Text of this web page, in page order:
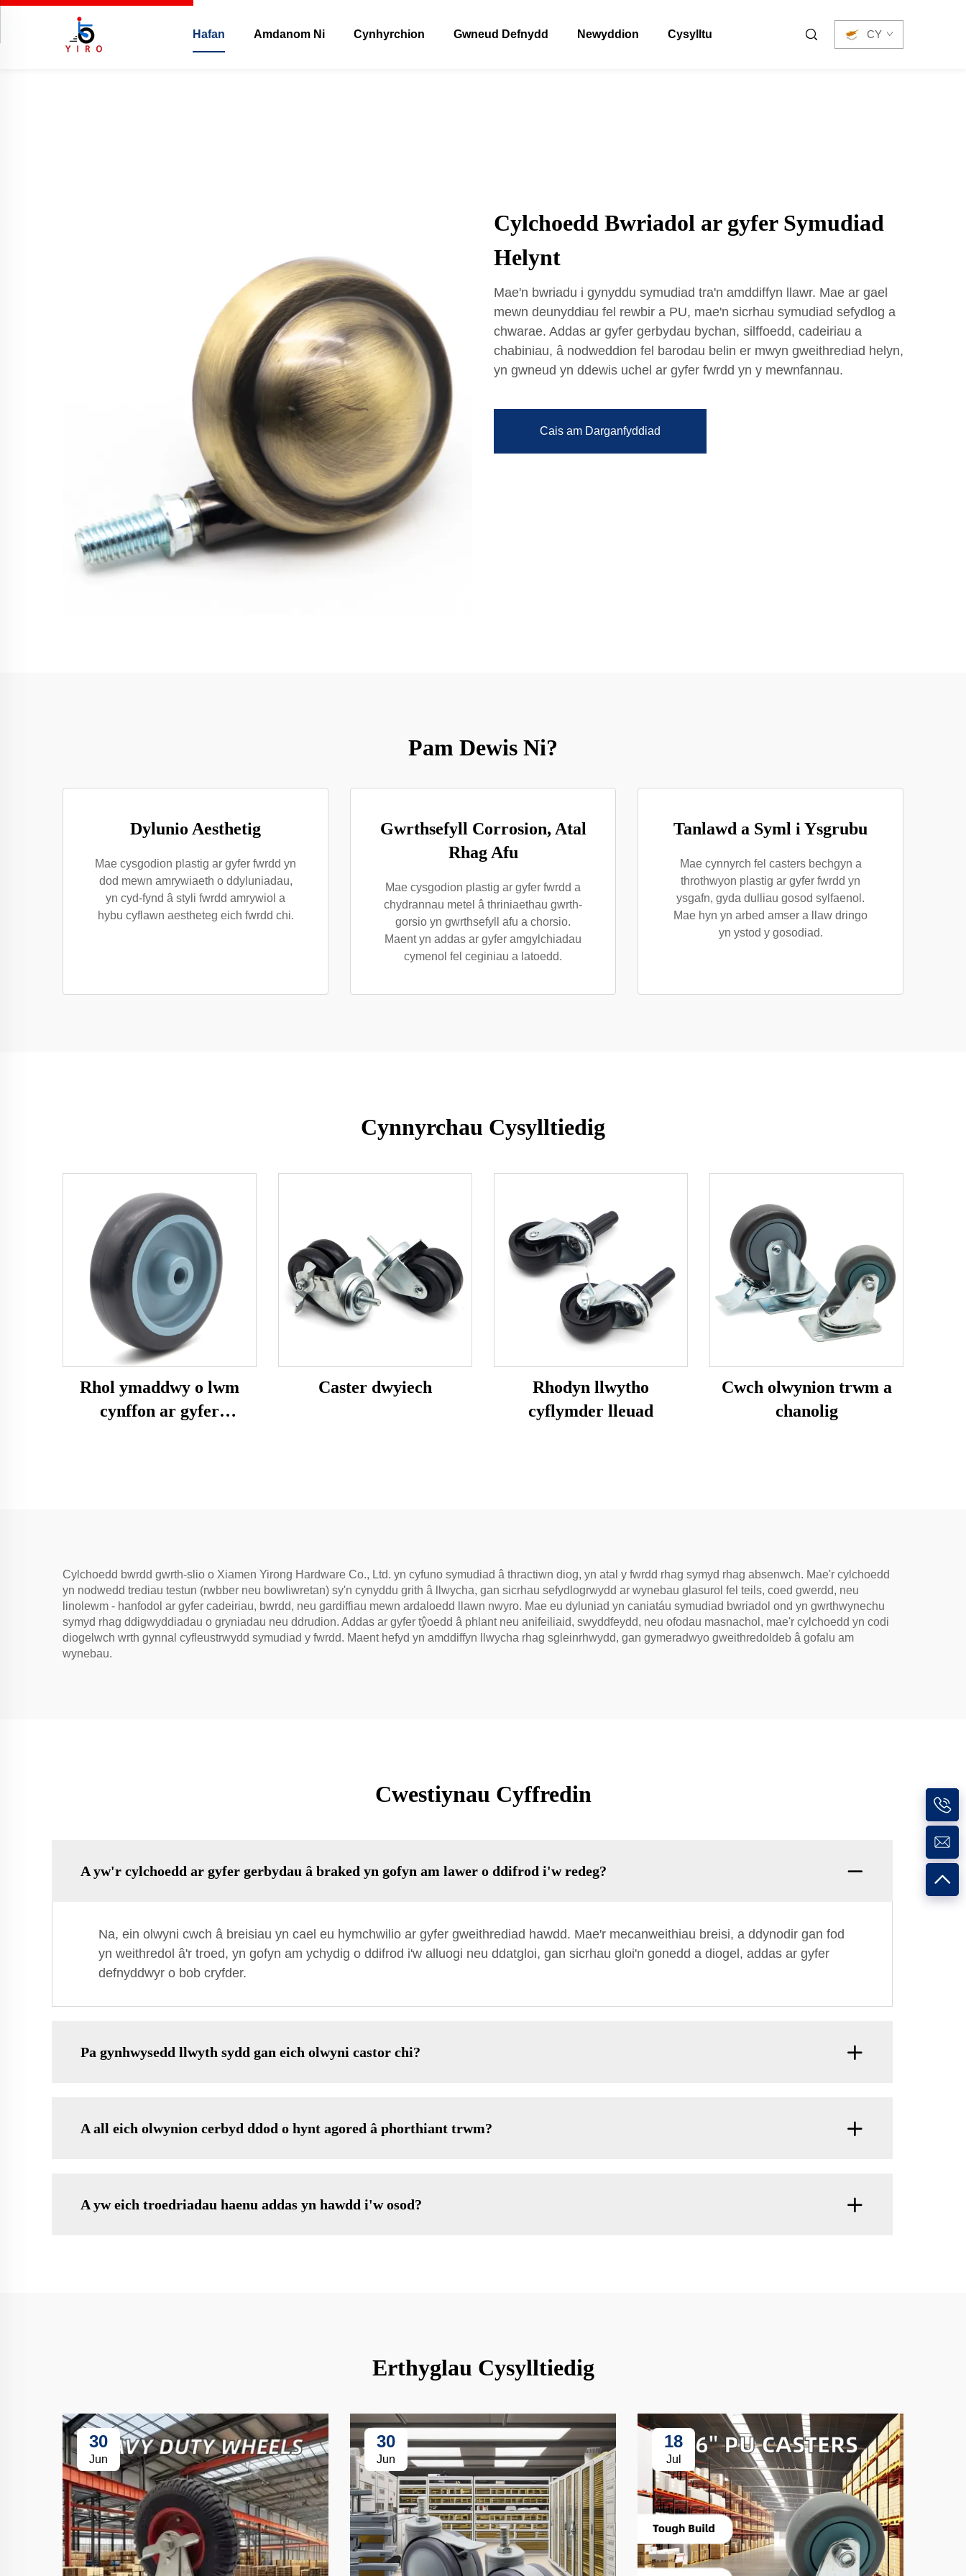
Hafan Amdanom Ni Cynhyrchion Gwneud Defnydd Newyddion Cysylltu CY
Cylchoedd Bwriadol ar gyfer Symudiad
Helynt
Mae'n bwriadu i gynyddu symudiad tra'n amddiffyn llawr. Mae ar gael
mewn deunyddiau fel rewbir a PU, mae'n sicrhau symudiad sefydlog a
chwarae. Addas ar gyfer gerbydau bychan, silffoedd, cadeiriau a
chabiniau, â nodweddion fel barodau belin er mwyn gweithrediad helyn,
yn gwneud yn ddewis uchel ar gyfer fwrdd yn y mewnfannau.
Cais am Darganfyddiad
Pam Dewis Ni?
Dylunio Aesthetig
Mae cysgodion plastig ar gyfer fwrdd yn
dod mewn amrywiaeth o ddyluniadau,
yn cyd-fynd â styli fwrdd amrywiol a
hybu cyflawn aestheteg eich fwrdd chi.
Gwrthsefyll Corrosion, Atal
Rhag Afu
Mae cysgodion plastig ar gyfer fwrdd a
chydrannau metel â thriniaethau gwrth-
gorsio yn gwrthsefyll afu a chorsio.
Maent yn addas ar gyfer amgylchiadau
cymenol fel ceginiau a latoedd.
Tanlawd a Syml i Ysgrubu
Mae cynnyrch fel casters bechgyn a
throthwyon plastig ar gyfer fwrdd yn
ysgafn, gyda dulliau gosod sylfaenol.
Mae hyn yn arbed amser a llaw dringo
yn ystod y gosodiad.
Cynnyrchau Cysylltiedig
Rhol ymaddwy o lwm
cynffon ar gyfer
Caster dwyiech
Rhodyn llwytho
cyflymder lleuad
Cwch olwynion trwm a
chanolig
Cylchoedd bwrdd gwrth-slio o Xiamen Yirong Hardware Co., Ltd. yn cyfuno symudiad â thractiwn diog, yn atal y fwrdd rhag symyd rhag absenwch. Mae'r cylchoedd
yn nodwedd trediau testun (rwbber neu bowliwretan) sy'n cynyddu grith â llwycha, gan sicrhau sefydlogrwydd ar wynebau glasurol fel teils, coed gwerdd, neu
linolewm - hanfodol ar gyfer cadeiriau, bwrdd, neu gardiffiau mewn ardaloedd llawn nwyro. Mae eu dyluniad yn caniatáu symudiad bwriadol ond yn gwrthwynechu
symyd rhag ddigwyddiadau o gryniadau neu ddrudion. Addas ar gyfer tŷoedd â phlant neu anifeiliaid, swyddfeydd, neu ofodau masnachol, mae'r cylchoedd yn codi
diogelwch wrth gynnal cyfleustrwydd symudiad y fwrdd. Maent hefyd yn amddiffyn llwycha rhag sgleinrhwydd, gan gymeradwyo gweithredoldeb â gofalu am
wynebau.
Cwestiynau Cyffredin
A yw'r cylchoedd ar gyfer gerbydau â braked yn gofyn am lawer o ddifrod i'w redeg?
Na, ein olwyni cwch â breisiau yn cael eu hymchwilio ar gyfer gweithrediad hawdd. Mae'r mecanweithiau breisi, a ddynodir gan fod
yn weithredol â'r troed, yn gofyn am ychydig o ddifrod i'w alluogi neu ddatgloi, gan sicrhau gloi'n gonedd a diogel, addas ar gyfer
defnyddwyr o bob cryfder.
Pa gynhwysedd llwyth sydd gan eich olwyni castor chi?
A all eich olwynion cerbyd ddod o hynt agored â phorthiant trwm?
A yw eich troedriadau haenu addas yn hawdd i'w osod?
Erthyglau Cysylltiedig
30
Jun
30
Jun
18
Jul